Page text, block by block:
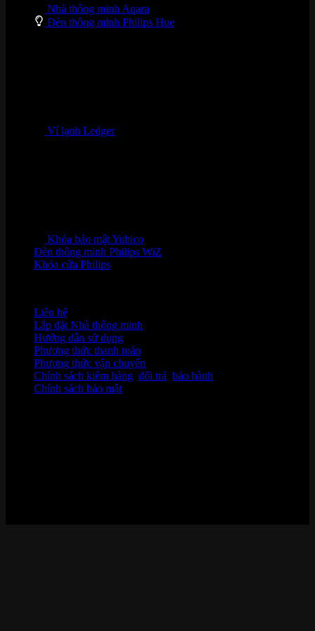
Nhà thông minh Aqara
Đèn thông minh Philips Hue
Ví lạnh Ledger
Khóa bảo mật Yubico
Đèn thông minh Philips WiZ
Khóa cửa Philips
Liên hệ
Lắp đặt Nhà thông minh
Hướng dẫn sử dụng
Phương thức thanh toán
Phương thức vận chuyển
Chính sách kiểm hàng đổi trả bảo hành
Chính sách bảo mật